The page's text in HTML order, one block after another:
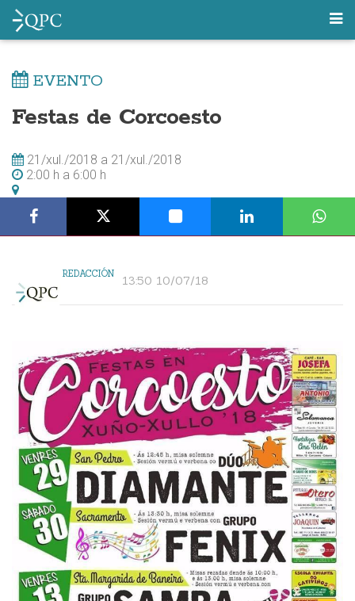
EVENTO
Festas de Corcoesto
21/xul./2018 a 21/xul./2018
2:00 h a 6:00 h
REDACCIÓN 13:50 10/07/18